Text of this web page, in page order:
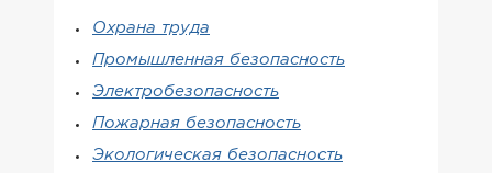
Охрана труда
Промышленная безопасность
Электробезопасность
Пожарная безопасность
Экологическая безопасность